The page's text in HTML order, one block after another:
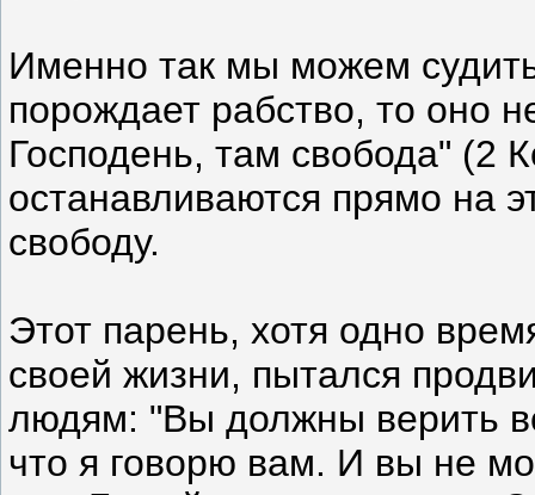
Именно так мы можем
порождает рабство, то оно
Господень, там свобода" (2
останавливаются прямо на
свободу.
Этот парень, хотя одно
своей жизни, пытался
людям: "Вы должны верить
что я говорю вам. И вы не